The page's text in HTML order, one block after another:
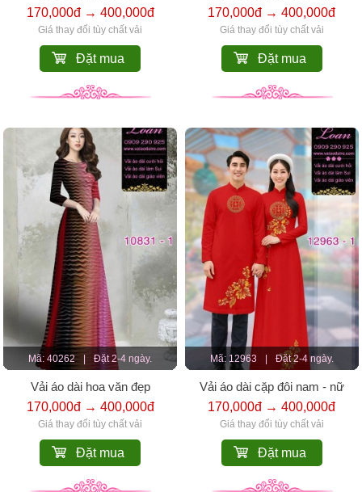
170,000đ → 400,000đ
Giá thay đổi tùy chất vải
Đặt mua
170,000đ → 400,000đ
Giá thay đổi tùy chất vải
Đặt mua
Mã: 40262 Đặt 2-4 ngày.
Vải áo dài hoa văn đẹp
170,000đ → 400,000đ
Giá thay đổi tùy chất vải
Đặt mua
Mã: 12963 Đặt 2-4 ngày.
Vải áo dài cặp đôi nam - nữ
170,000đ → 400,000đ
Giá thay đổi tùy chất vải
Đặt mua